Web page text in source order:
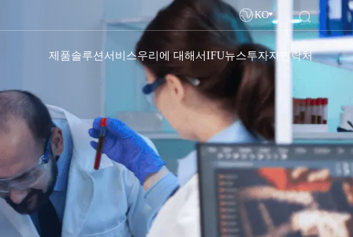
KO
제품솔루션 서비스우리에 대해서IFU뉴스투자자 연락처